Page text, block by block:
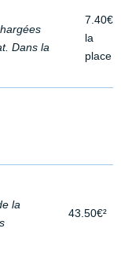
Dans la
7.40€
la
place
la
43.50€²